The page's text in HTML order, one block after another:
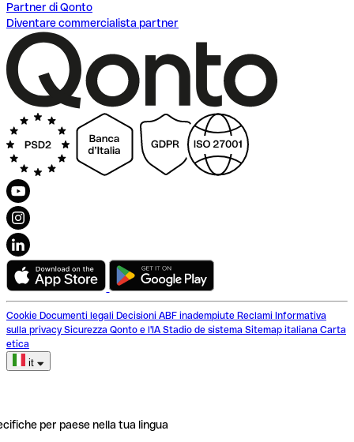
Partner di Qonto
Diventare commercialista partner
Cookie Documenti legali Decisioni ABF inadempiute Reclami Informativa
sulla privacy Sicurezza Qonto e l'IA Stadio de sistema Sitemap italiana Carta
etica
it
per paese nella tua lingua